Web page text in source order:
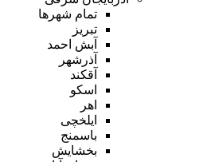
تمام شهر‌ها
تبریز
آبش احمد
آذرشهر
آقکند
اسکو
اهر
ایلخچی
باسمنج
بخشایش